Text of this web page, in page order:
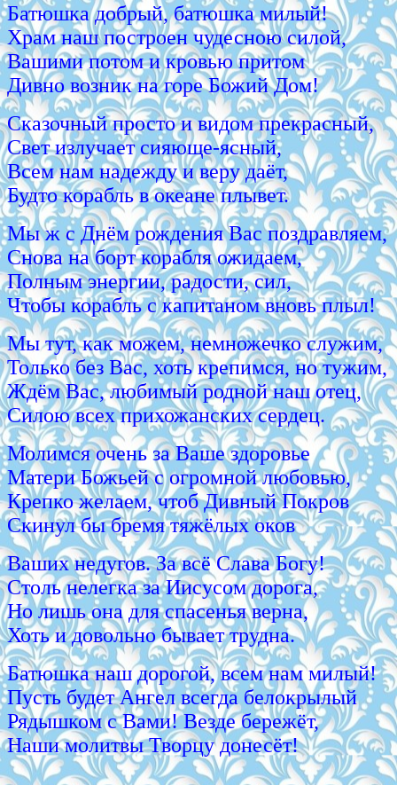
Батюшка добрый, батюшка милый!
Храм наш построен чудесною силой,
Вашими потом и кровью притом
Дивно возник на горе Божий Дом!
Сказочный просто и видом прекрасный,
Свет излучает сияюще-ясный,
Всем нам надежду и веру даёт,
Будто корабль в океане плывет.
Мы ж с Днём рождения Вас поздравляем,
Снова на борт корабля ожидаем,
Полным энергии, радости, сил,
Чтобы корабль с капитаном вновь плыл!
Мы тут, как можем, немножечко служим,
Только без Вас, хоть крепимся, но тужим,
Ждём Вас, любимый родной наш отец,
Силою всех прихожанских сердец.
Молимся очень за Ваше здоровье
Матери Божьей с огромной любовью,
Крепко желаем, чтоб Дивный Покров
Скинул бы бремя тяжёлых оков
Ваших недугов. За всё Слава Богу!
Столь нелегка за Иисусом дорога,
Но лишь она для спасенья верна,
Хоть и довольно бывает трудна.
Батюшка наш дорогой, всем нам милый!
Пусть будет Ангел всегда белокрылый
Рядышком с Вами! Везде бережёт,
Наши молитвы Творцу донесёт!